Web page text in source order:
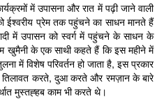
में उपासना और रात में पढ़ी जाने वाली
ईश्वरीय प्रेम तक पहुंचने का साधन मानते हैं
में उपासन को स्वर्ग में पहुंचने के साधन के
खुमैनी के एक साथी कहते हैं कि इस महीने में
में विशेष परिवर्तन हो जाता है, इस प्रकार
करते, दुआ करते और रमज़ान के बारे
मुस्तह्हब काम भी करते थे।